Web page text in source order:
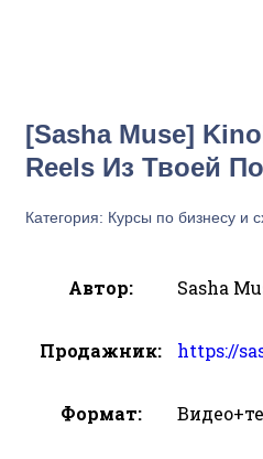
[Sasha Muse]
Reels Из Твоей
Категория: Курсы по бизнесу и
Автор: Sasha
Продажник: https://
Формат: